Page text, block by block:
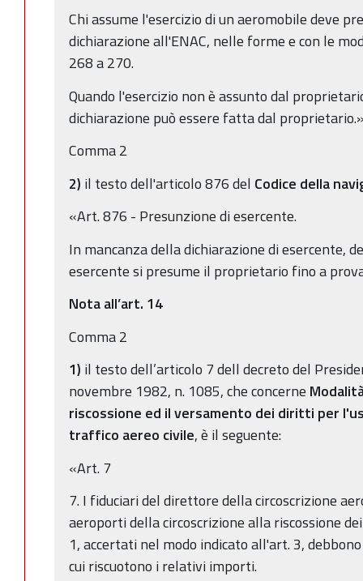
Chi assume l'esercizio di un aeromobile deve
dichiarazione all'ENAC, nelle forme e con le
268 a 270.
Quando l'esercizio non è assunto dal
dichiarazione può essere fatta dal
Comma 2
2) il testo dell'articolo 876 del Codice della
«Art. 876 - Presunzione di esercente.
In mancanza della dichiarazione di esercente,
esercente si presume il proprietario fino a
Nota all’art. 14
Comma 2
1) il testo dell’articolo 7 dell decreto del
novembre 1982, n. 1085, che concerne
riscossione ed il versamento dei diritti per
traffico aereo civile, è il seguente:
«Art. 7
7. I fiduciari del direttore della circoscrizione
aeroporti della circoscrizione alla riscossione
1, accertati nel modo indicato all'art. 3,
cui riscuotono i relativi importi.